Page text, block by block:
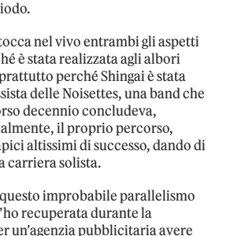
nel vivo entrambi gli aspetti
è stata realizzata agli albori
perché Shingai è stata
delle Noisettes, una band che
decennio concludeva,
il proprio percorso,
altissimi di successo, dando di
carriera solista.
improbabile parallelismo
recuperata durante la
un’agenzia pubblicitaria avere